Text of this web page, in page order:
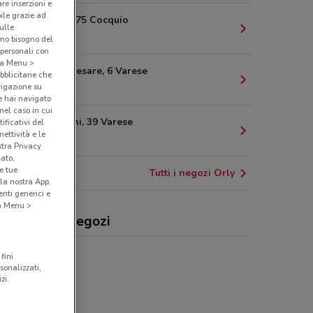
Via Milano, 75 Cocquio
16.6 km
Via Giulio Cesare, 6 Varese
20.8 km
Via Robbioni, 39 Varese
21.2 km
Tutti i negozi Orly
offerte e negozi
inserzioni e
grazie ad
bisogno del
con
Menu >
che
su
hai navigato
caso in cui
del
e le
Privacy
tue
nostra App.
generici e
Menu >
fini